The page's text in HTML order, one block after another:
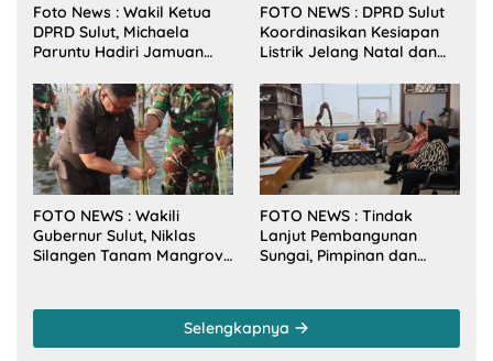
Foto News : Wakil Ketua
DPRD Sulut, Michaela
Paruntu Hadiri Jamuan
Sulut Bersama Wamenkes
RI
FOTO NEWS : DPRD Sulut
Koordinasikan Kesiapan
Listrik Jelang Natal dan
FOTO NEWS : Wakili
Gubernur Sulut, Niklas
Silangen Tanam Mangrove
FOTO NEWS : Tindak
Lanjut Pembangunan
Sungai, Pimpinan dan
Kementerian PU-RI
Selengkapnya